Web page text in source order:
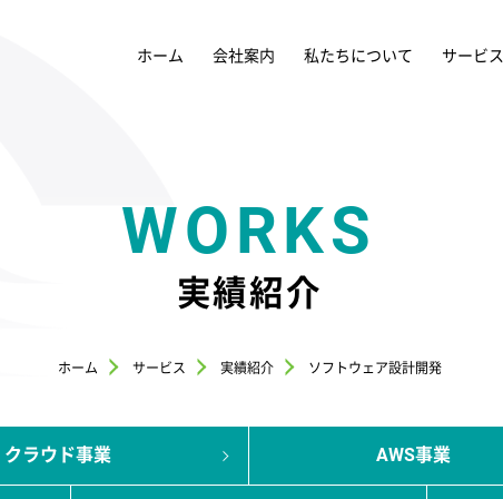
ホーム 会社案内 私たちについて サービス
WORKS
実績紹介
ホーム サービス 実績紹介 ソフトウェア設計開発
クラウド事業 AWS事業